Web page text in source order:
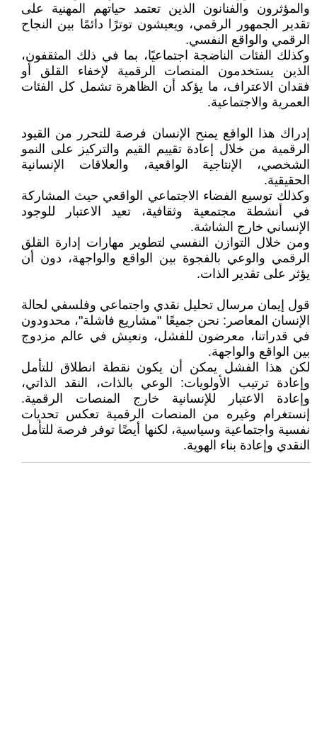
والمؤثرون والفنانون الذين تعتمد حياتهم المهنية على
تقدير الجمهور الرقمي، ويعيشون توترًا دائمًا بين النجاح
الرقمي والواقع النفسي.
وكذلك الفئات الناضجة اجتماعيًا، بما في ذلك المثقفون،
الذين يستخدمون المنصات الرقمية لإخفاء القلق أو
فقدان الاعتراف، ما يؤكد أن الظاهرة تشمل كل الفئات
العمرية والاجتماعية.
إدراك هذا الواقع يمنح الإنسان فرصة للتحرر من القيود
الرقمية من خلال إعادة تقييم القيم والتركيز على النمو
الشخصي، الإنتاجية الواقعية، والعلاقات الإنسانية
الحقيقية.
وكذلك توسيع الفضاء الاجتماعي الواقعي حيث المشاركة
في أنشطة مجتمعية وثقافية، تعيد الاعتبار للوجود
الإنساني خارج الشاشة.
ومن خلال التوازن النفسي لتطوير مهارات إدارة القلق
الرقمي والوعي بالفجوة بين الواقع والواجهة، دون أن
يؤثر على تقدير الذات.
قول إيمان مرسال تحليل نقدي واجتماعي وفلسفي لحالة
الإنسان المعاصر: نحن جميعًا "مشاريع فاشلة"، محدودون
في قدراتنا، معرضون للفشل، ونعيش في عالم مزدوج
بين الواقع والواجهة.
لكن هذا الفشل يمكن أن يكون نقطة انطلاق للتأمل
وإعادة ترتيب الأولويات: الوعي بالذات، النقد الذاتي،
وإعادة الاعتبار للإنسانية خارج المنصات الرقمية.
إنستغرام وغيره من المنصات الرقمية تعكس تحديات
نفسية واجتماعية وسياسية، لكنها أيضًا توفر فرصة للتأمل
النقدي وإعادة بناء الهوية.